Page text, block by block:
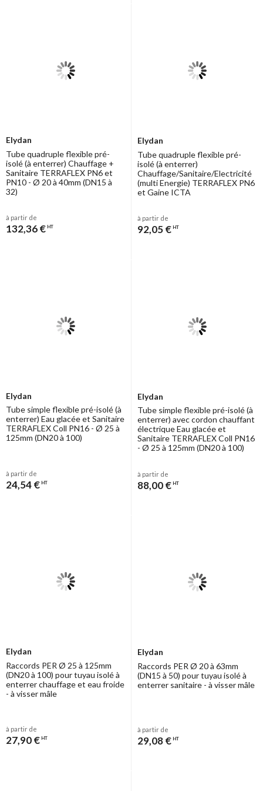
La gaine extérieure en PE-HD à double paroi ondulée protège le
système de canalisations pré-isolées des chocs et des infiltrations
d'eau et ceci en conservant au système une flexibilité maximale.
Elydan
Tube quadruple flexible pré-
isolé (à enterrer) Chauffage +
Sanitaire TERRAFLEX PN6 et
PN10 - Ø 20 à 40mm (DN15 à
32)
à partir de
132,36 € HT
Elydan
Tube quadruple flexible pré-
isolé (à enterrer)
Chauffage/Sanitaire/Electricité
(multi Energie) TERRAFLEX PN6
et Gaine ICTA
à partir de
92,05 € HT
Elydan
Tube simple flexible pré-isolé (à
enterrer) Eau glacée et Sanitaire
TERRAFLEX Coll PN16 - Ø 25 à
125mm (DN20 à 100)
à partir de
24,54 € HT
Elydan
Tube simple flexible pré-isolé (à
enterrer) avec cordon chauffant
électrique Eau glacée et
Sanitaire TERRAFLEX Coll PN16
- Ø 25 à 125mm (DN20 à 100)
à partir de
88,00 € HT
Elydan
Raccords PER Ø 25 à 125mm
(DN20 à 100) pour tuyau isolé à
enterrer chauffage et eau froide
- à visser mâle
à partir de
27,90 € HT
Elydan
Raccords PER Ø 20 à 63mm
(DN15 à 50) pour tuyau isolé à
enterrer sanitaire - à visser mâle
à partir de
29,08 € HT